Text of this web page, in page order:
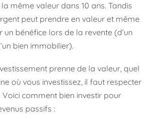
même valeur dans 10 ans. Tandis
peut prendre en valeur et même
bénéfice lors de la revente (d’un
bien immobilier).
prenne de la valeur, quel
où vous investissez, il faut respecter
Voici comment bien investir pour
passifs :